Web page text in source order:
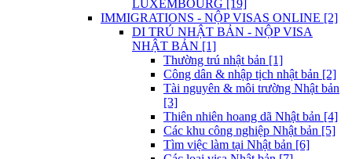
LUXEMBOURG [19]
IMMIGRATIONS - NỘP VISAS ONLINE [2]
DI TRÚ NHẬT BẢN - NỘP VISA
NHẬT BẢN [1]
Thường trú nhật bản [1]
Công dân & nhập tịch nhật bản [2]
Tài nguyên & môi trường Nhật bản
[3]
Thiên nhiên hoang dã Nhật bản [4]
Các khu công nghiệp Nhật bản [5]
Tìm việc làm tại Nhật bản [6]